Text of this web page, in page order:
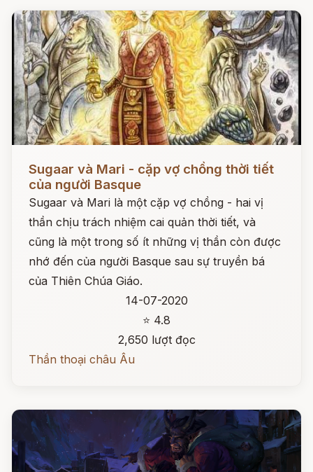
Sugaar và Mari - cặp vợ chồng thời tiết
của người Basque
Sugaar và Mari là một cặp vợ chồng - hai vị
thần chịu trách nhiệm cai quản thời tiết, và
cũng là một trong số ít những vị thần còn được
nhớ đến của người Basque sau sự truyền bá
của Thiên Chúa Giáo.
14-07-2020
⭐ 4.8
2,650 lượt đọc
Thần thoại châu Âu